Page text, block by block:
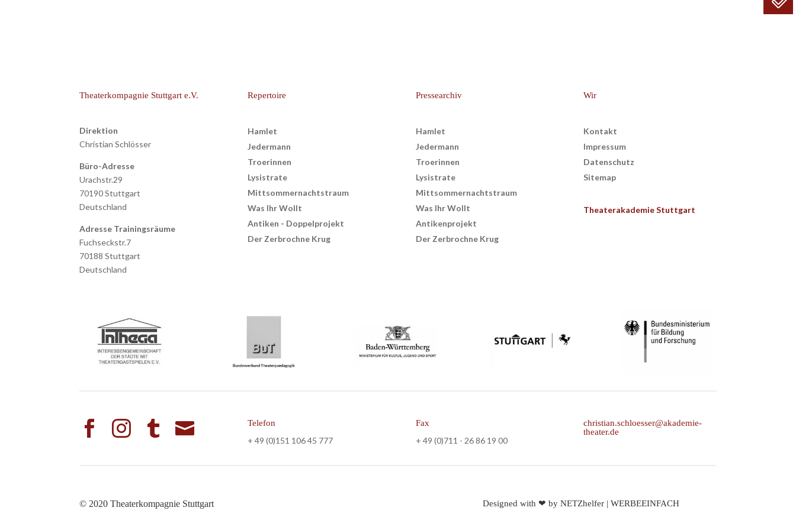
Theaterkompagnie Stuttgart e.V.
Direktion
Christian Schlösser
Büro-Adresse
Urachstr.29
70190 Stuttgart
Deutschland
Adresse Trainingsräume
Fuchseckstr.7
70188 Stuttgart
Deutschland
Repertoire
Hamlet
Jedermann
Troerinnen
Lysistrate
Mitt­sommer­nachts­traum
Was Ihr Wollt
Antiken - Doppelprojekt
Der Zerbrochne Krug
Pressearchiv
Hamlet
Jedermann
Troerinnen
Lysistrate
Mitt­sommer­nachts­traum
Was Ihr Wollt
Antikenprojekt
Der Zerbrochne Krug
Wir
Kontakt
Impressum
Datenschutz
Sitemap
Theaterakademie Stuttgart
    Telefon
+ 49 (0)151 106 45 777
Fax
+ 49 (0)711 - 26 86 19 00
christian.schloesser@akademie-
theater.de
© 2020 Theaterkompagnie Stuttgart Designed with ❤ by NETZhelfer| WERBEEINFACH